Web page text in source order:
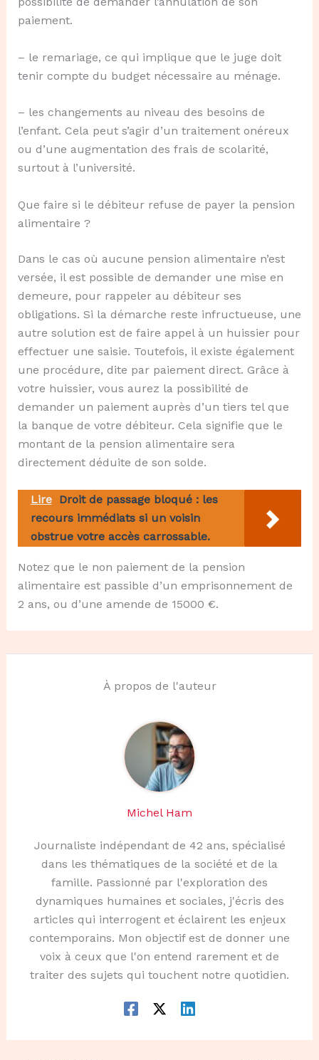
paiement.
– le remariage, ce qui implique que le juge doit
tenir compte du budget nécessaire au ménage.
– les changements au niveau des besoins de
l’enfant. Cela peut s’agir d’un traitement onéreux
ou d’une augmentation des frais de scolarité,
surtout à l’université.
Que faire si le débiteur refuse de payer la pension
alimentaire ?
Dans le cas où aucune pension alimentaire n’est
versée, il est possible de demander une mise en
demeure, pour rappeler au débiteur ses
obligations. Si la démarche reste infructueuse, une
autre solution est de faire appel à un huissier pour
effectuer une saisie. Toutefois, il existe également
une procédure, dite par paiement direct. Grâce à
votre huissier, vous aurez la possibilité de
demander un paiement auprès d’un tiers tel que
la banque de votre débiteur. Cela signifie que le
montant de la pension alimentaire sera
directement déduite de son solde.
Lire Droit de passage bloqué : les
recours immédiats si un voisin
obstrue votre accès carrossable.
Notez que le non paiement de la pension
alimentaire est passible d’un emprisonnement de
2 ans, ou d’une amende de 15000 €.
À propos de l'auteur
Michel Ham
Journaliste indépendant de 42 ans, spécialisé
dans les thématiques de la société et de la
famille. Passionné par l'exploration des
dynamiques humaines et sociales, j'écris des
articles qui interrogent et éclairent les enjeux
contemporains. Mon objectif est de donner une
voix à ceux que l'on entend rarement et de
traiter des sujets qui touchent notre quotidien.